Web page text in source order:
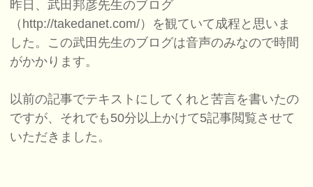
昨日、武田邦彦先生のブログ
（http://takedanet.com/）を観ていて成程と思いま
した。この武田先生のブログは音声のみなので時間
がかかります。
以前の記事でテキストにしてくれと苦言を書いたの
ですが、それでも50分以上かけて5記事閲覧させて
いただきました。